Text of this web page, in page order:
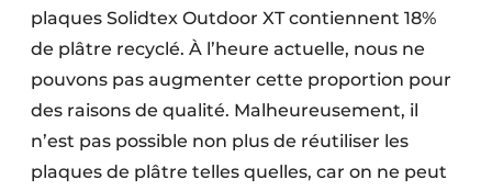
plaques Solidtex Outdoor XT contiennent 18%
de plâtre recyclé. À l’heure actuelle, nous ne
pouvons pas augmenter cette proportion pour
des raisons de qualité. Malheureusement, il
n’est pas possible non plus de réutiliser les
plaques de plâtre telles quelles, car on ne peut